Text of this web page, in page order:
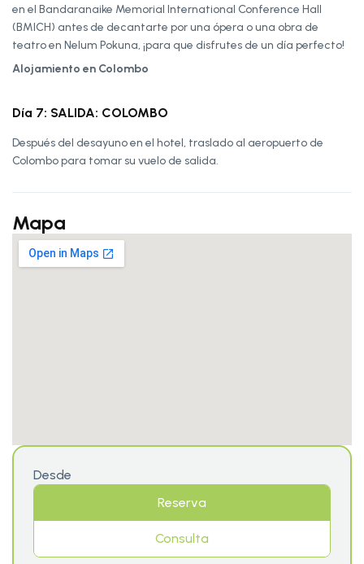
en el Bandaranaike Memorial International Conference Hall
(BMICH) antes de decantarte por una ópera o una obra de
teatro en Nelum Pokuna, ¡para que disfrutes de un día perfecto!
Alojamiento en Colombo
Día 7: SALIDA: COLOMBO
Después del desayuno en el hotel, traslado al aeropuerto de
Colombo para tomar su vuelo de salida.
Mapa
Desde
Reserva
Consulta